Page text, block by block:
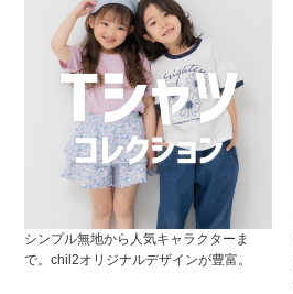
シンプル無地から人気キャラクターま
で。chil2オリジナルデザインが豊富。